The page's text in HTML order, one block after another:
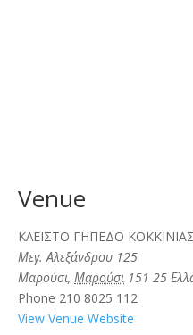
Venue
ΚΛΕΙΣΤΟ ΓΗΠΕΔΟ
Μεγ. Αλεξάνδρου 125
Μαρούσι, Μαρούσι 151 25
Phone 210 8025 112
View Venue Website